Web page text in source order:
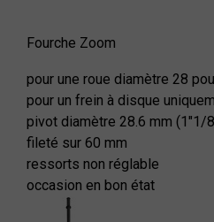
Fourche Zoom
pour une roue diamètre 28
pour un frein à disque
pivot diamètre 28.6 mm (1"1/
fileté sur 60 mm
ressorts non réglable
occasion en bon état